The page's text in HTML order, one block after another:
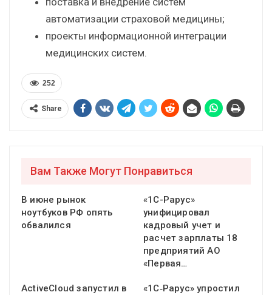
автоматизации страховой медицины;
проекты информационной интеграции
медицинских систем.
252
Share
Вам Также Могут Понравиться
В июне рынок
ноутбуков РФ опять
обвалился
«1С-Рарус»
унифицировал
кадровый учет и
расчет зарплаты 18
предприятий АО
«Первая…
ActiveCloud запустил в
«1С‑Рарус» упростил